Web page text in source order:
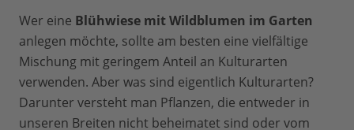
Wer eine Blühwiese mit Wildblumen im Garten
anlegen möchte, sollte am besten eine vielfältige
Mischung mit geringem Anteil an Kulturarten
verwenden. Aber was sind eigentlich Kulturarten?
Darunter versteht man Pflanzen, die entweder in
unseren Breiten nicht beheimatet sind oder vom